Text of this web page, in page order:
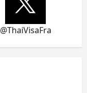
@ThaiVisaFra